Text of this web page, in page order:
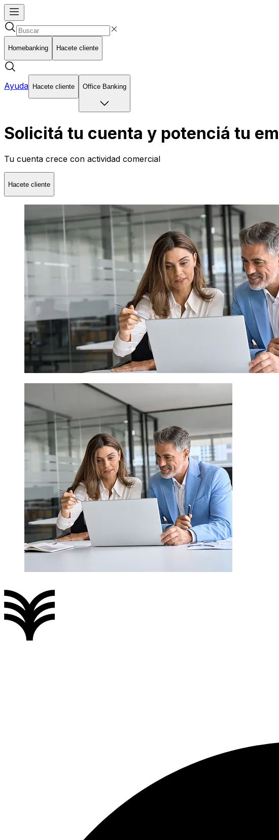
Homebanking Hacete cliente
Ayuda Hacete cliente Office Banking
Solicitá tu cuenta y potenciá tu
Tu cuenta crece con actividad comercial
Hacete cliente